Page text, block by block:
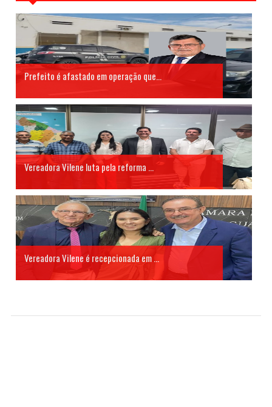
Prefeito é afastado em operação que...
Vereadora Vilene luta pela reforma ...
Vereadora Vilene é recepcionada em ...